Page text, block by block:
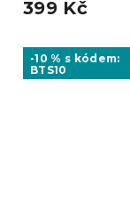
399 Kč
-10 % s kódem:
BTS10